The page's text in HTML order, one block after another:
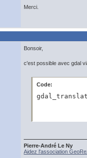
Merci.
Bonsoir,
c'est possible avec gdal
Code:
Pierre-André Le Ny
Aidez l'association